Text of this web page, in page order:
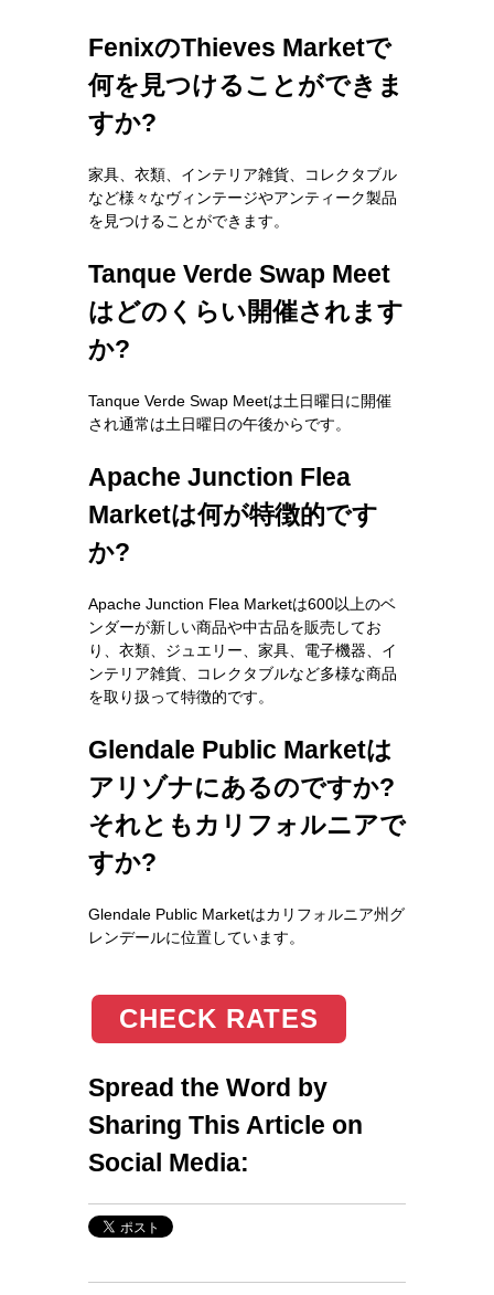
FenixのThieves Marketで
何を見つけることができま
すか?
家具、衣類、インテリア雑貨、コレクタブル
など様々なヴィンテージやアンティーク製品
を見つけることができます。
Tanque Verde Swap Meet
はどのくらい開催されます
か?
Tanque Verde Swap Meetは土日曜日に開催
され通常は土日曜日の午後からです。
Apache Junction Flea
Marketは何が特徴的です
か?
Apache Junction Flea Marketは600以上のベ
ンダーが新しい商品や中古品を販売してお
り、衣類、ジュエリー、家具、電子機器、イ
ンテリア雑貨、コレクタブルなど多様な商品
を取り扱って特徴的です。
Glendale Public Marketは
アリゾナにあるのですか?
それともカリフォルニアで
すか?
Glendale Public Marketはカリフォルニア州グ
レンデールに位置しています。
CHECK RATES
Spread the Word by
Sharing This Article on
Social Media: